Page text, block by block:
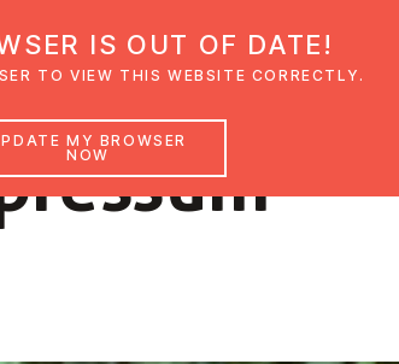
News Veranstaltungen
IS OUT OF DATE!
TO VIEW THIS WEBSITE CORRECTLY.
MY BROWSER
NOW